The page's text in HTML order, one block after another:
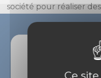
Ce
société pour réaliser
prestation de services)
mise à disposition des
principale du contrat,
Des